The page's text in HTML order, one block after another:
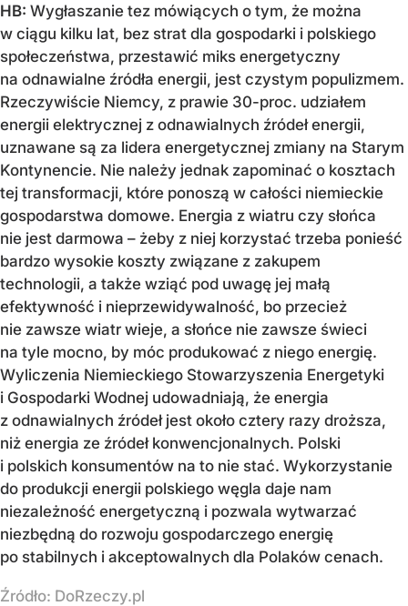
HB: Wygłaszanie tez mówiących o tym, że można
w ciągu kilku lat, bez strat dla gospodarki i polskiego
społeczeństwa, przestawić miks energetyczny
na odnawialne źródła energii, jest czystym populizmem.
Rzeczywiście Niemcy, z prawie 30-proc. udziałem
energii elektrycznej z odnawialnych źródeł energii,
uznawane są za lidera energetycznej zmiany na Starym
Kontynencie. Nie należy jednak zapominać o kosztach
tej transformacji, które ponoszą w całości niemieckie
gospodarstwa domowe. Energia z wiatru czy słońca
nie jest darmowa – żeby z niej korzystać trzeba ponieść
bardzo wysokie koszty związane z zakupem
technologii, a także wziąć pod uwagę jej małą
efektywność i nieprzewidywalność, bo przecież
nie zawsze wiatr wieje, a słońce nie zawsze świeci
na tyle mocno, by móc produkować z niego energię.
Wyliczenia Niemieckiego Stowarzyszenia Energetyki
i Gospodarki Wodnej udowadniają, że energia
z odnawialnych źródeł jest około cztery razy droższa,
niż energia ze źródeł konwencjonalnych. Polski
i polskich konsumentów na to nie stać. Wykorzystanie
do produkcji energii polskiego węgla daje nam
niezależność energetyczną i pozwala wytwarzać
niezbędną do rozwoju gospodarczego energię
po stabilnych i akceptowalnych dla Polaków cenach.
Źródło: DoRzeczy.pl